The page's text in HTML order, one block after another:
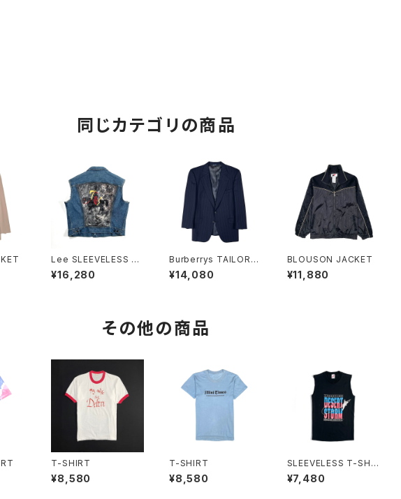
同じカテゴリの商品
Lee SLEEVELESS JA
CKET
¥16,280
Burberrys TAILORE
D JACKET
¥14,080
BLOUSON JACKET
¥11,880
その他の商品
T-SHIRT
¥8,580
T-SHIRT
¥8,580
SLEEVELESS T-SHIR
T
¥7,480